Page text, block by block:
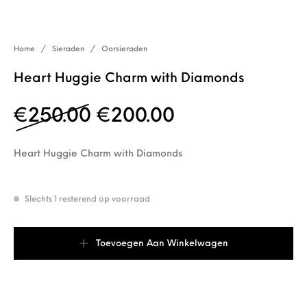
Home / Sieraden / Oorsieraden
Heart Huggie Charm with Diamonds
€250.00 Oorspronkelijke prijs
€200.00
Heart Huggie Charm with Diamonds
Slechts 1 resterend op voorraad
Toevoegen Aan Winkelwagen